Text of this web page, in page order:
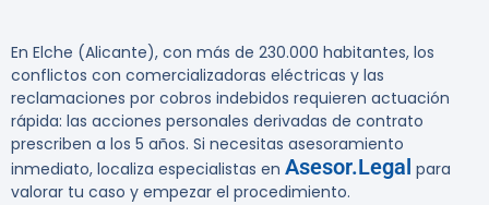
En Elche (Alicante), con más de 230.000 habitantes, los
conflictos con comercializadoras eléctricas y las
reclamaciones por cobros indebidos requieren actuación
rápida: las acciones personales derivadas de contrato
prescriben a los 5 años. Si necesitas asesoramiento
inmediato, localiza especialistas en Asesor.Legal para
valorar tu caso y empezar el procedimiento.